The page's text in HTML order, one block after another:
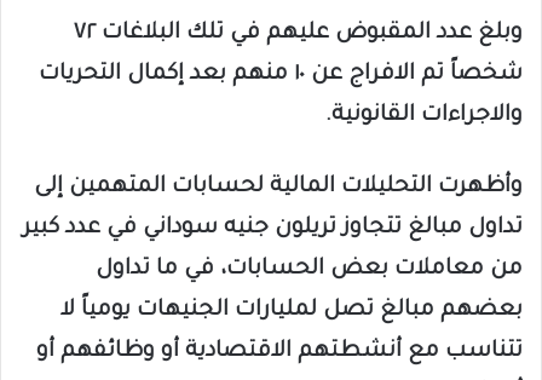
وبلغ عدد المقبوض عليهم في تلك البلاغات ٧٢
شخصاً تم الافراج عن ١٠ منهم بعد إكمال التحريات
والاجراءات القانونية.
وأظهرت التحليلات المالية لحسابات المتهمين إلى
تداول مبالغ تتجاوز تريلون جنيه سوداني في عدد كبير
من معاملات بعض الحسابات، في ما تداول
بعضهم مبالغ تصل لمليارات الجنيهات يومياً لا
تتناسب مع أنشطتهم الاقتصادية أو وظائفهم أو